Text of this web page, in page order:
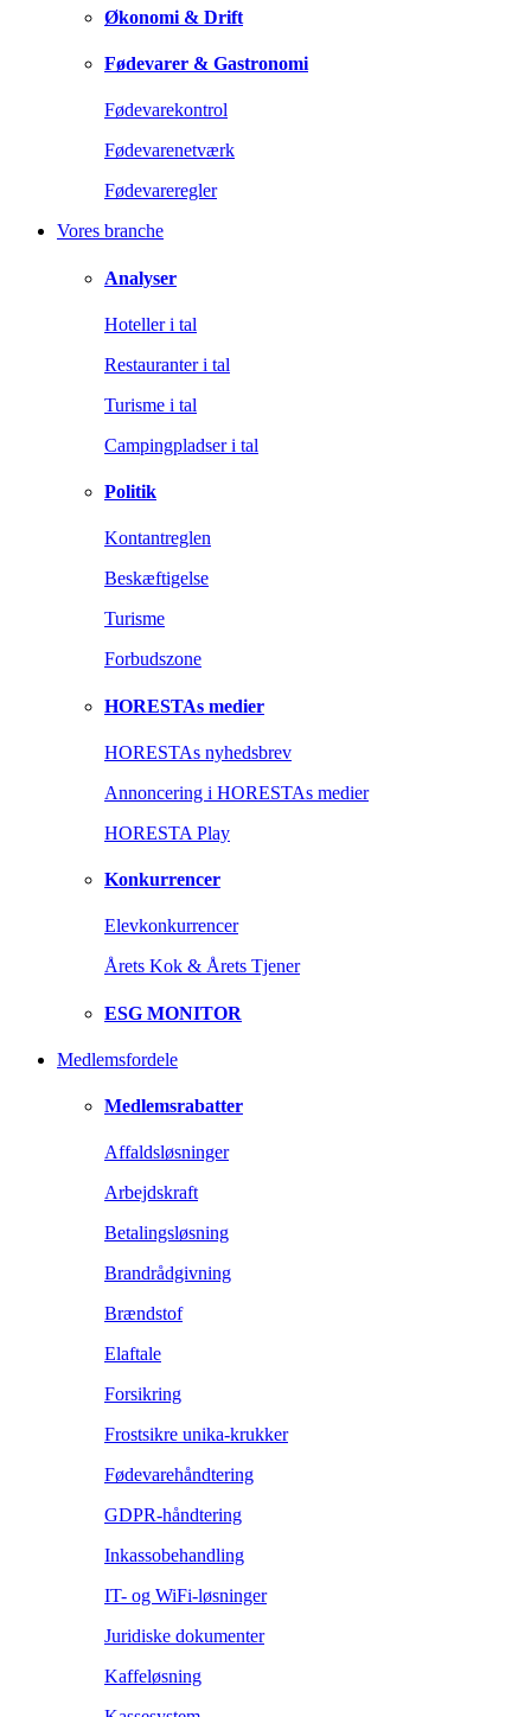
Økonomi & Drift
Fødevarer & Gastronomi
Fødevarekontrol
Fødevarenetværk
Fødevareregler
Vores branche
Analyser
Hoteller i tal
Restauranter i tal
Turisme i tal
Campingpladser i tal
Politik
Kontantreglen
Beskæftigelse
Turisme
Forbudszone
HORESTAs medier
HORESTAs nyhedsbrev
Annoncering i HORESTAs medier
HORESTA Play
Konkurrencer
Elevkonkurrencer
Årets Kok & Årets Tjener
ESG MONITOR
Medlemsfordele
Medlemsrabatter
Affaldsløsninger
Arbejdskraft
Betalingsløsning
Brandrådgivning
Brændstof
Elaftale
Forsikring
Frostsikre unika-krukker
Fødevarehåndtering
GDPR-håndtering
Inkassobehandling
IT- og WiFi-løsninger
Juridiske dokumenter
Kaffeløsning